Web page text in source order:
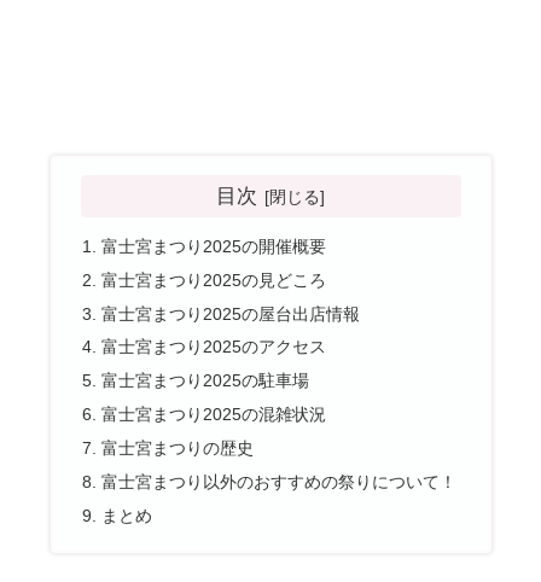
目次
富士宮まつり2025の開催概要
富士宮まつり2025の見どころ
富士宮まつり2025の屋台出店情報
富士宮まつり2025のアクセス
富士宮まつり2025の駐車場
富士宮まつり2025の混雑状況
富士宮まつりの歴史
富士宮まつり以外のおすすめの祭りについて！
まとめ